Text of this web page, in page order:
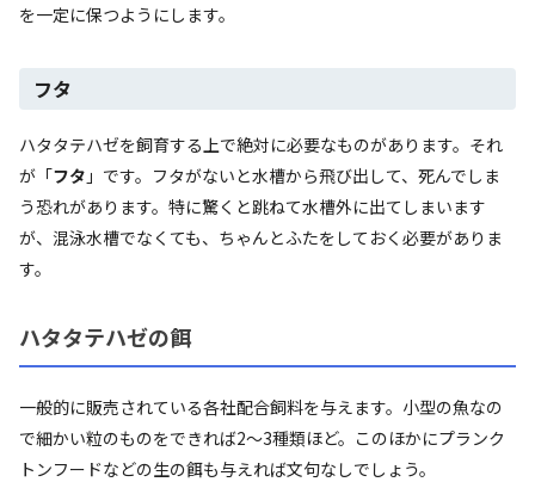
を一定に保つようにします。
フタ
ハタタテハゼを飼育する上で絶対に必要なものがあります。それ
が「フタ 」です。フタがないと水槽から飛び出して、死んでしま
う恐れがあります。特に驚くと跳ねて水槽外に出てしまいます
が、混泳水槽でなくても、ちゃんとふたをしておく必要がありま
す。
ハタタテハゼの餌
一般的に販売されている各社配合飼料を与えます。小型の魚なの
で細かい粒のものをできれば2～3種類ほど。このほかにプランク
トンフードなどの生の餌も与えれば文句なしでしょう。